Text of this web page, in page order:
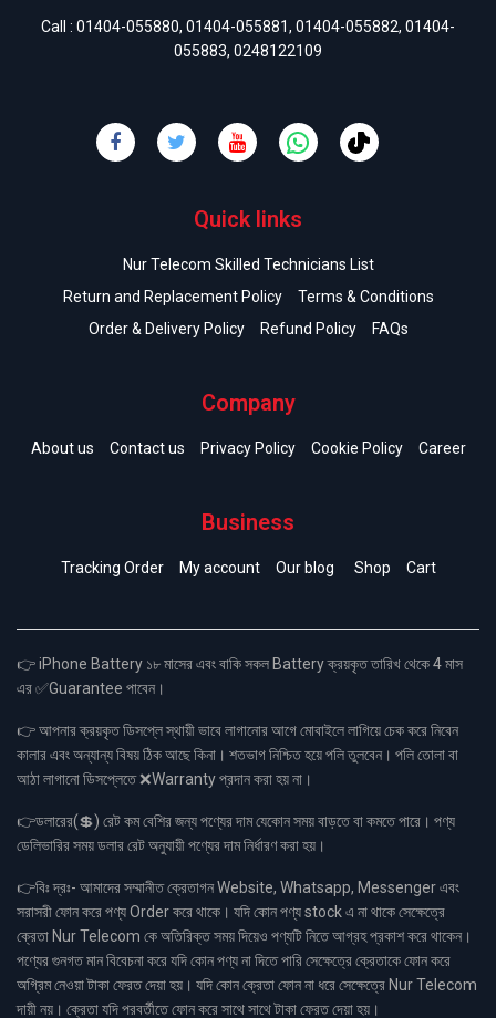
Call : 01404-055880, 01404-055881, 01404-055882, 01404-
055883, 0248122109
Quick links
Nur Telecom Skilled Technicians List
Return and Replacement Policy
Terms & Conditions
Order & Delivery Policy
Refund Policy FAQs
Company
About us Contact us Privacy Policy Cookie Policy Career
Business
Tracking Order My account Our blog Shop Cart
👉 iPhone Battery ১৮ মাসের এবং বাকি সকল Battery ক্রয়কৃত তারিখ থেকে 4 মাস
এর ✅Guarantee পাবেন।
👉 আপনার ক্রয়কৃত ডিসপ্লে স্থায়ী ভাবে লাগানোর আগে মোবাইলে লাগিয়ে চেক করে নিবেন
কালার এবং অন্যান্য বিষয় ঠিক আছে কিনা। শতভাগ নিশ্চিত হয়ে পলি তুলবেন। পলি তোলা বা
আঠা লাগানো ডিসপ্লেতে ❌Warranty প্রদান করা হয় না।
👉ডলারের(💲) রেট কম বেশির জন্য পণ্যের দাম যেকোন সময় বাড়তে বা কমতে পারে। পণ্য
ডেলিভারির সময় ডলার রেট অনুযায়ী পণ্যের দাম নির্ধারণ করা হয়।
👉বিঃ দ্রঃ- আমাদের সম্মানীত ক্রেতাগন Website, Whatsapp, Messenger এবং
সরাসরী ফোন করে পণ্য Order করে থাকে। যদি কোন পণ্য stock এ না থাকে সেক্ষেত্রে
ক্রেতা Nur Telecom কে অতিরিক্ত সময় দিয়েও পণ্যটি নিতে আগ্রহ প্রকাশ করে থাকেন।
পণ্যের গুনগত মান বিবেচনা করে যদি কোন পণ্য না দিতে পারি সেক্ষেত্রে ক্রেতাকে ফোন করে
অগ্রিম নেওয়া টাকা ফেরত দেয়া হয়। যদি কোন ক্রেতা ফোন না ধরে সেক্ষেত্রে Nur Telecom
দায়ী নয়। ক্রেতা যদি পরবর্তীতে ফোন করে সাথে সাথে টাকা ফেরত দেয়া হয়।